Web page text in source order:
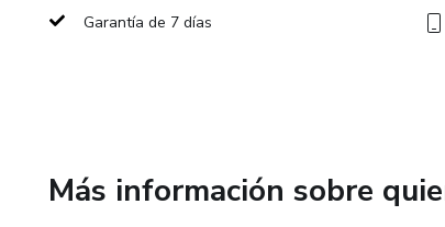
Garantía de 7 días
Más información sobre